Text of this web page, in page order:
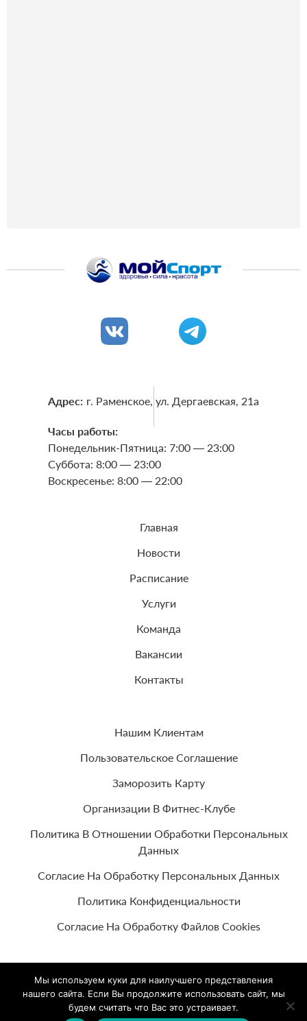
Главная
Новости
Расписание
Услуги
Команда
Вакансии
Контакты
Адрес: г. Раменское, ул. Дергаевская, 21a
Часы работы:
Понедельник-Пятница: 7:00 — 23:00
Суббота: 8:00 — 23:00
Воскресенье: 8:00 — 22:00
Нашим Клиентам
Пользовательское Соглашение
Заморозить Карту
Организации В Фитнес-Клубе
Политика В Отношении Обработки Персональных
Данных
Согласие На Обработку Персональных Данных
Политика Конфиденциальности
Согласие На Обработку Файлов Cookies
© 2026 Все права защищены
Мы используем куки для наилучшего представления
нашего сайта. Если Вы продолжите использовать сайт, мы
будем считать что Вас это устраивает.